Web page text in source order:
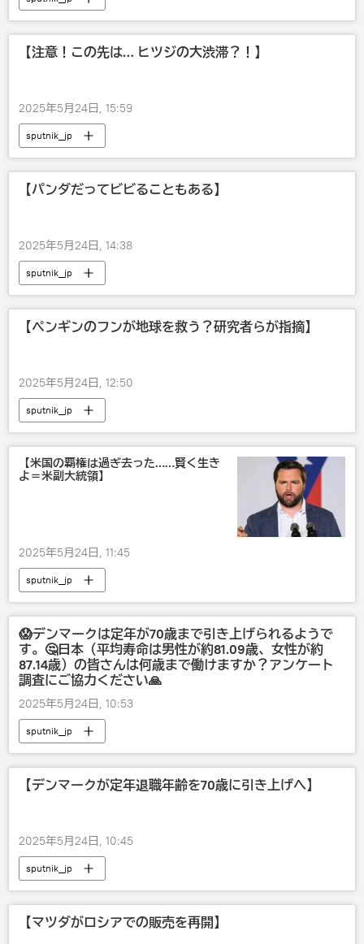
【注意！この先は… ヒツジの大渋滞？！】
2025年5月24日, 15:59
sputnik_jp
【パンダだってビビることもある】
2025年5月24日, 14:38
sputnik_jp
【ペンギンのフンが地球を救う？研究者らが指摘】
2025年5月24日, 12:50
sputnik_jp
【米国の覇権は過ぎ去った……賢く生き
よ＝米副大統領】
2025年5月24日, 11:45
sputnik_jp
😱デンマークは定年が70歳まで引き上げられるようで
す。🤔日本（平均寿命は男性が約81.09歳、女性が約
87.14歳）の皆さんは何歳まで働けますか？アンケート
調査にご協力ください🙏
2025年5月24日, 10:53
sputnik_jp
【デンマークが定年退職年齢を70歳に引き上げへ】
2025年5月24日, 10:45
sputnik_jp
【マツダがロシアでの販売を再開】